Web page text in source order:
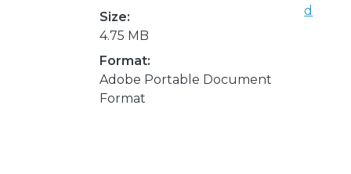
Size:
4.75 MB
Format:
Adobe Portable Document
Format
d